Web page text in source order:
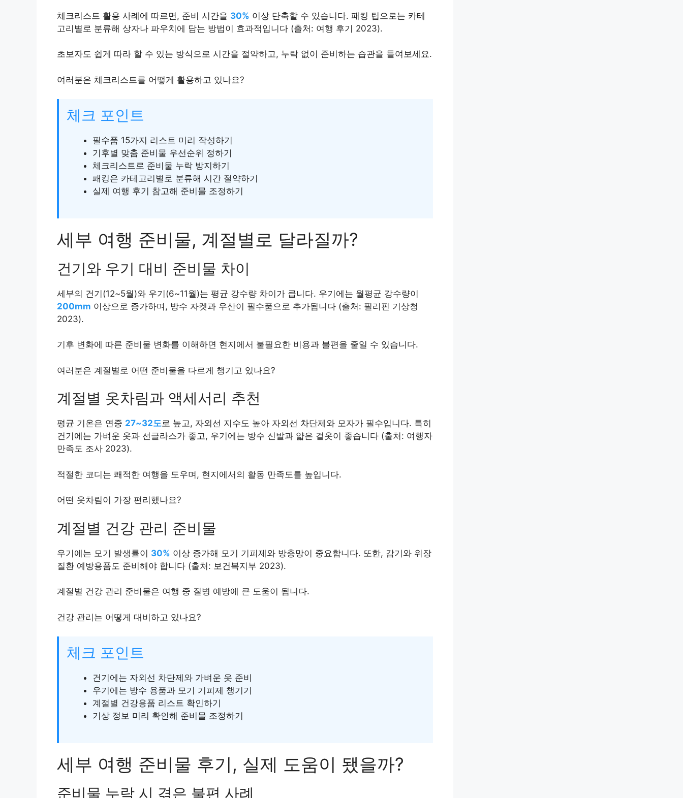
체크리스트 활용 사례에 따르면, 준비 시간을 30% 이상 단축할 수 있습니다. 패킹 팁으로는 카테
고리별로 분류해 상자나 파우치에 담는 방법이 효과적입니다 (출처: 여행 후기 2023).
초보자도 쉽게 따라 할 수 있는 방식으로 시간을 절약하고, 누락 없이 준비하는 습관을 들여보세요.
여러분은 체크리스트를 어떻게 활용하고 있나요?
체크 포인트
필수품 15가지 리스트 미리 작성하기
기후별 맞춤 준비물 우선순위 정하기
체크리스트로 준비물 누락 방지하기
패킹은 카테고리별로 분류해 시간 절약하기
실제 여행 후기 참고해 준비물 조정하기
세부 여행 준비물, 계절별로 달라질까?
건기와 우기 대비 준비물 차이
세부의 건기(12~5월)와 우기(6~11월)는 평균 강수량 차이가 큽니다. 우기에는 월평균 강수량이
200mm 이상으로 증가하며, 방수 자켓과 우산이 필수품으로 추가됩니다 (출처: 필리핀 기상청
2023).
기후 변화에 따른 준비물 변화를 이해하면 현지에서 불필요한 비용과 불편을 줄일 수 있습니다.
여러분은 계절별로 어떤 준비물을 다르게 챙기고 있나요?
계절별 옷차림과 액세서리 추천
평균 기온은 연중 27~32도로 높고, 자외선 지수도 높아 자외선 차단제와 모자가 필수입니다. 특히
건기에는 가벼운 옷과 선글라스가 좋고, 우기에는 방수 신발과 얇은 겉옷이 좋습니다 (출처: 여행자
만족도 조사 2023).
적절한 코디는 쾌적한 여행을 도우며, 현지에서의 활동 만족도를 높입니다.
어떤 옷차림이 가장 편리했나요?
계절별 건강 관리 준비물
우기에는 모기 발생률이 30% 이상 증가해 모기 기피제와 방충망이 중요합니다. 또한, 감기와 위장
질환 예방용품도 준비해야 합니다 (출처: 보건복지부 2023).
계절별 건강 관리 준비물은 여행 중 질병 예방에 큰 도움이 됩니다.
건강 관리는 어떻게 대비하고 있나요?
체크 포인트
건기에는 자외선 차단제와 가벼운 옷 준비
우기에는 방수 용품과 모기 기피제 챙기기
계절별 건강용품 리스트 확인하기
기상 정보 미리 확인해 준비물 조정하기
세부 여행 준비물 후기, 실제 도움이 됐을까?
준비물 누락 시 겪은 불편 사례